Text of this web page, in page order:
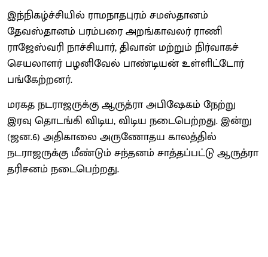
இந்நிகழ்ச்சியில் ராமநாதபுரம் சமஸ்தானம்
தேவஸ்தானம் பரம்பரை அறங்காவலர் ராணி
ராஜேஸ்வரி நாச்சியார், திவான் மற்றும் நிர்வாகச்
செயலாளர் பழனிவேல் பாண்டியன் உள்ளிட்டோர்
பங்கேற்றனர்.
மரகத நடராஜருக்கு ஆருத்ரா அபிஷேகம் நேற்று
இரவு தொடங்கி விடிய, விடிய நடைபெற்றது. இன்று
(ஜன.6) அதிகாலை அருணோதய காலத்தில்
நடராஜருக்கு மீண்டும் சந்தனம் சாத்தப்பட்டு ஆருத்ரா
தரிசனம் நடைபெற்றது.